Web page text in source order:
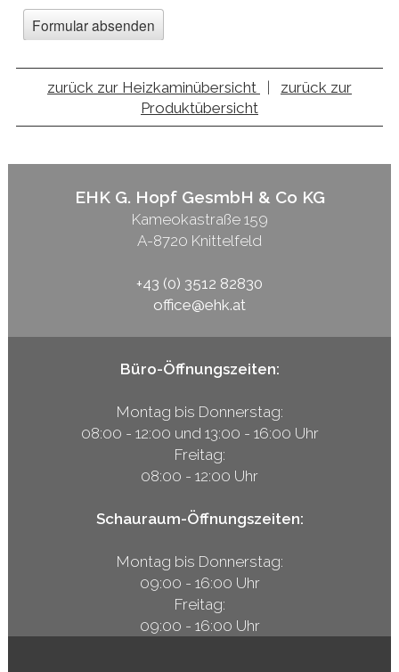
zurück zur Heizkaminübersicht | zurück zur
Produktübersicht
EHK G. Hopf GesmbH & Co KG
Kameokastraße 159
A-8720 Knittelfeld
+43 (0) 3512 82830
office@ehk.at
Büro-Öffnungszeiten:
Montag bis Donnerstag:
08:00 - 12:00 und 13:00 - 16:00 Uhr
Freitag:
08:00 - 12:00 Uhr
Schauraum-Öffnungszeiten:
Montag bis Donnerstag:
09:00 - 16:00 Uhr
Freitag:
09:00 - 16:00 Uhr